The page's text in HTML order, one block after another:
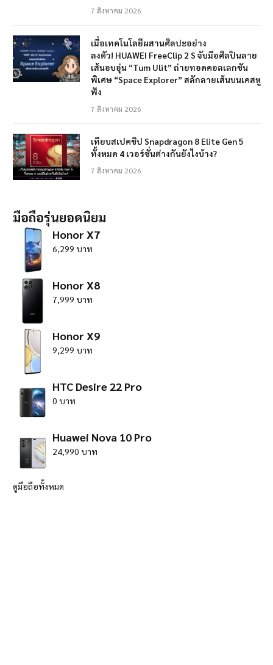
7 สิงหาคม 2026
เมื่อเทคโนโลยีผสานศิลปะอย่าง
ลงตัว! HUAWEI FreeClip 2 S จับมือศิลปินลาย
เส้นอบอุ่น “Tum Ulit” ถ่ายทอดคอลเลกชัน
พิเศษ “Space Explorer” สลักลายเส้นบนเคสหู
ฟัง
7 สิงหาคม 2026
เทียบสเปคชิป Snapdragon 8 Elite Gen 5
ทั้งหมด 4 เวอร์ชั่นต่างกันยังไงบ้าง?
7 สิงหาคม 2026
มือถือรุ่นยอดนิยม
Honor X7
6,299 บาท
Honor X8
7,999 บาท
Honor X9
9,299 บาท
HTC Desire 22 Pro
0 บาท
Huawei Nova 10 Pro
24,990 บาท
ดูมือถือทั้งหมด